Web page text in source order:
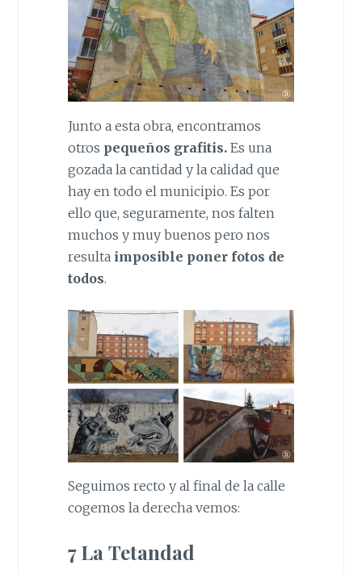
Junto a esta obra, encontramos
otros pequeños grafitis.Es una
gozada la cantidad y la calidad que
hay en todo el municipio. Es por
ello que, seguramente, nos falten
muchos y muy buenos pero nos
resulta imposible poner fotos de
todos.
Seguimos recto y al final de la calle
cogemos la derecha vemos:
7 La Tetandad